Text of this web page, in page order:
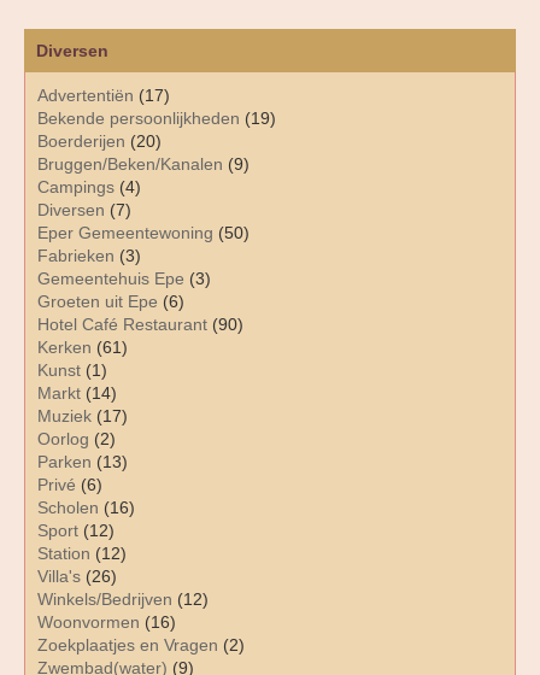
Diversen
Advertentiën (17)
Bekende persoonlijkheden (19)
Boerderijen (20)
Bruggen/Beken/Kanalen (9)
Campings (4)
Diversen (7)
Eper Gemeentewoning (50)
Fabrieken (3)
Gemeentehuis Epe (3)
Groeten uit Epe (6)
Hotel Café Restaurant (90)
Kerken (61)
Kunst (1)
Markt (14)
Muziek (17)
Oorlog (2)
Parken (13)
Privé (6)
Scholen (16)
Sport (12)
Station (12)
Villa's (26)
Winkels/Bedrijven (12)
Woonvormen (16)
Zoekplaatjes en Vragen (2)
Zwembad(water) (9)